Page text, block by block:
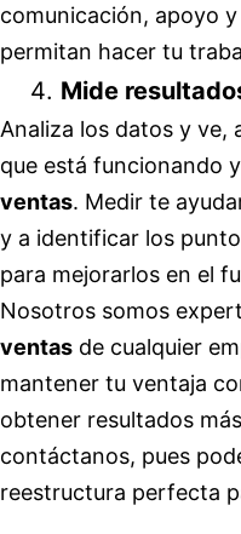
comunicación, apoyo
permitan hacer tu
Mide
Analiza los datos y ve,
que está funcionando
ventas. Medir te
y a identificar los
para mejorarlos en el
Nosotros somos
ventas de cualquier
mantener tu ventaja
obtener resultados
contáctanos, pues
reestructura perfecta